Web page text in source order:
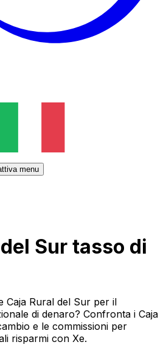
menu
Sur tasso di
Caja Rural del Sur per il
di denaro? Confronta i Caja
e le commissioni per
risparmi con Xe.